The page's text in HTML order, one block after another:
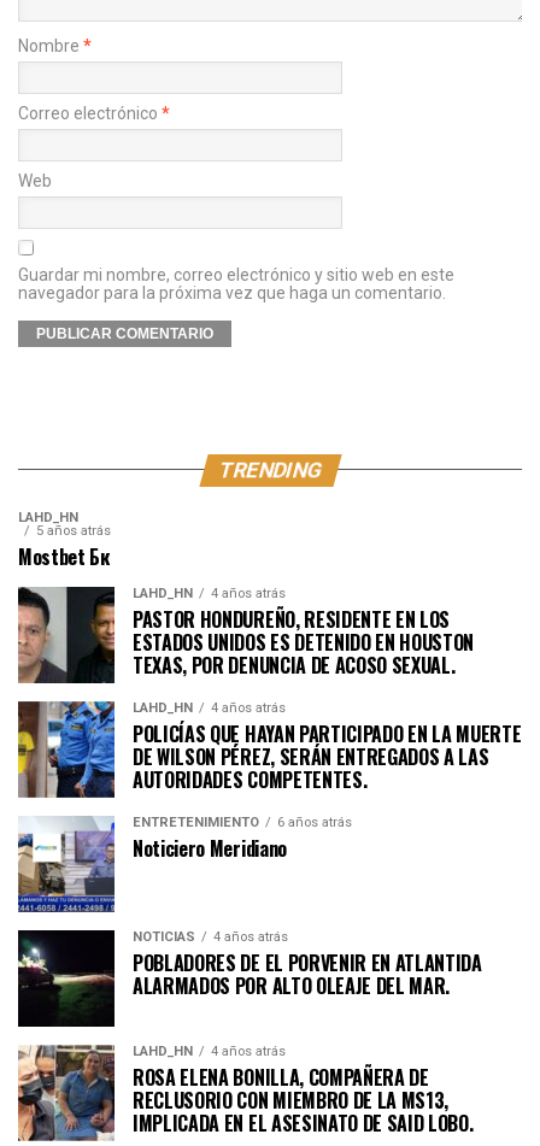
Nombre *
Correo electrónico *
Web
Guardar mi nombre, correo electrónico y sitio web en este
navegador para la próxima vez que haga un comentario.
TRENDING
LAHD_HN
5 años atrás
Mostbet Бк
LAHD_HN 4 años atrás
PASTOR HONDUREÑO, RESIDENTE EN LOS
ESTADOS UNIDOS ES DETENIDO EN HOUSTON
TEXAS, POR DENUNCIA DE ACOSO SEXUAL.
LAHD_HN 4 años atrás
POLICÍAS QUE HAYAN PARTICIPADO EN LA MUERTE
DE WILSON PÉREZ, SERÁN ENTREGADOS A LAS
AUTORIDADES COMPETENTES.
ENTRETENIMIENTO 6 años atrás
Noticiero Meridiano
NOTICIAS 4 años atrás
POBLADORES DE EL PORVENIR EN ATLANTIDA
ALARMADOS POR ALTO OLEAJE DEL MAR.
LAHD_HN 4 años atrás
ROSA ELENA BONILLA, COMPAÑERA DE
RECLUSORIO CON MIEMBRO DE LA MS13,
IMPLICADA EN EL ASESINATO DE SAID LOBO.